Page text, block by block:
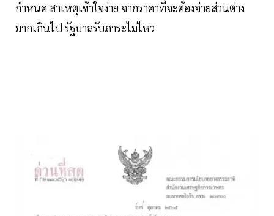
กำหนด สาเหตุเข้าใจง่าย จากราคาที่จะต้องจ่ายส่วนต่าง
มากเกินไป รัฐบาลรับภาระไม่ไหว